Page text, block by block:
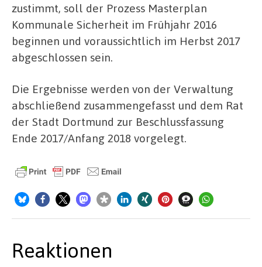
zustimmt, soll der Prozess Masterplan
Kommunale Sicherheit im Frühjahr 2016
beginnen und voraussichtlich im Herbst 2017
abgeschlossen sein.
Die Ergebnisse werden von der Verwaltung
abschließend zusammengefasst und dem Rat
der Stadt Dortmund zur Beschlussfassung
Ende 2017/Anfang 2018 vorgelegt.
Reaktionen